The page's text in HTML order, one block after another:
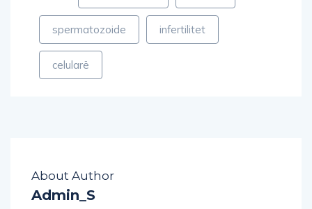
spermatozoide infertilitet
celularë
Admin_S